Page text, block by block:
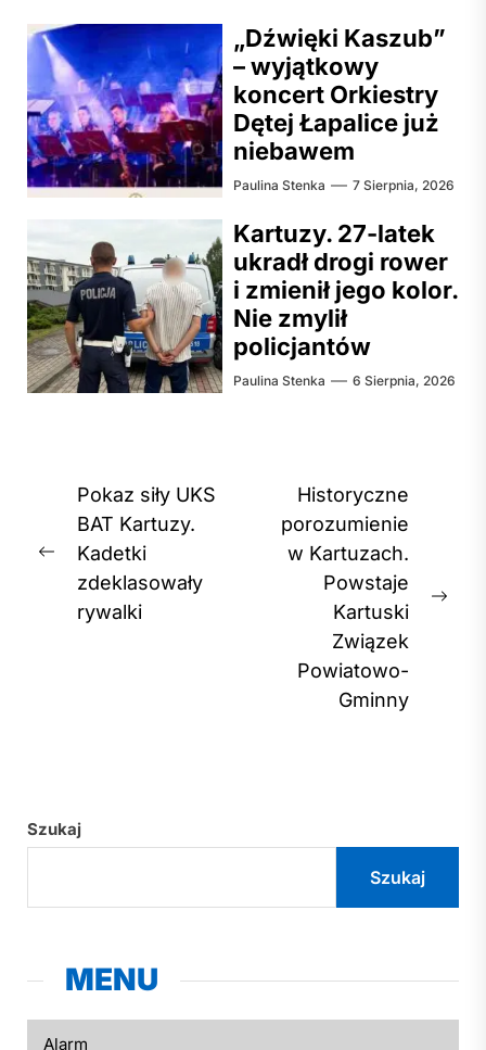
„Dźwięki Kaszub”
– wyjątkowy
koncert Orkiestry
Dętej Łapalice już
niebawem
Paulina Stenka 7 Sierpnia, 2026
Kartuzy. 27-latek
ukradł drogi rower
i zmienił jego kolor.
Nie zmylił
policjantów
Paulina Stenka 6 Sierpnia, 2026
Nawigacja
wpisu
Previous
post:
Pokaz siły UKS
BAT Kartuzy.
Kadetki
zdeklasowały
rywalki
Historyczne
porozumienie
w Kartuzach.
Powstaje
Kartuski
Związek
Powiatowo-
Gminny
Szukaj
Szukaj
MENU
Alarm